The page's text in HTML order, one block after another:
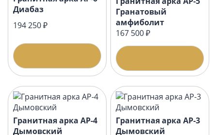
Диабаз
194 250 ₽
Гранатовый
амфиболит
167 500 ₽
Гранитная арка АР-4
Дымовский
Гранитная арка АР-3
Дымовский